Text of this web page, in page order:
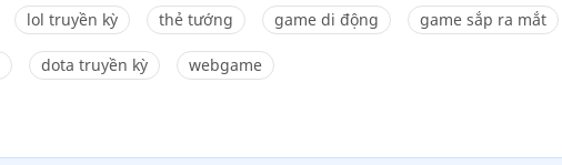
lol truyền kỳ thẻ tướng game di động game sắp ra mắt
dota truyền kỳ webgame